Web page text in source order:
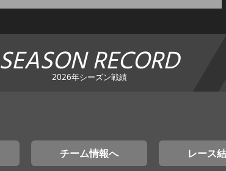
SEASON RECORD
2026年シーズン戦績
チーム情報へ レース